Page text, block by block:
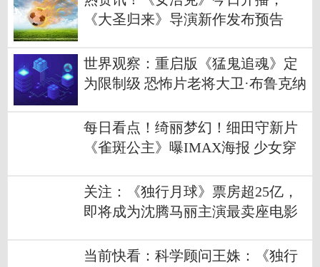
《大圣归来》导演新作发布预告
世界观察：重启版《猛鬼追魂》定
为限制级 恐怖片老将大卫·布鲁克纳
每日看点！绮丽梦幻！细田守新片
《雀斑公主》曝IMAX海报 少女穿
关注：《独行月球》票房超25亿，
即将成为沈腾马丽主演最卖座电影
当前快看：科学顾问王姝：《独行